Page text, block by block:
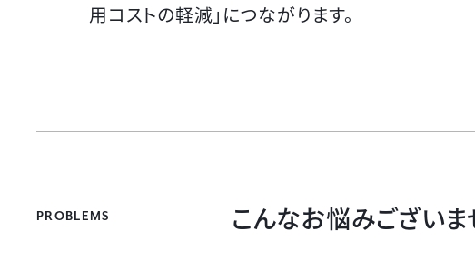
用コストの軽減」につながります。
PROBLEMS こんなお悩みございま